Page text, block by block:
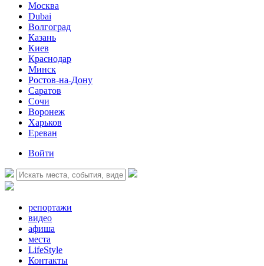
Москва
Dubai
Волгоград
Казань
Киев
Краснодар
Минск
Ростов-на-Дону
Саратов
Сочи
Воронеж
Харьков
Ереван
Войти
репортажи
видео
афиша
места
LifeStyle
Контакты